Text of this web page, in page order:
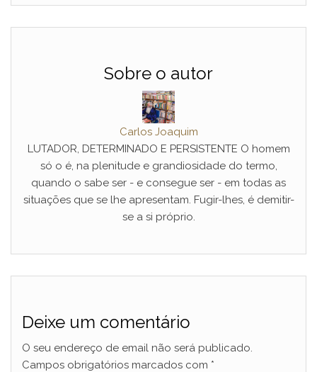
Sobre o autor
Carlos Joaquim
LUTADOR, DETERMINADO E PERSISTENTE O homem
só o é, na plenitude e grandiosidade do termo,
quando o sabe ser - e consegue ser - em todas as
situações que se lhe apresentam. Fugir-lhes, é demitir-
se a si próprio.
Deixe um comentário
O seu endereço de email não será publicado.
Campos obrigatórios marcados com *